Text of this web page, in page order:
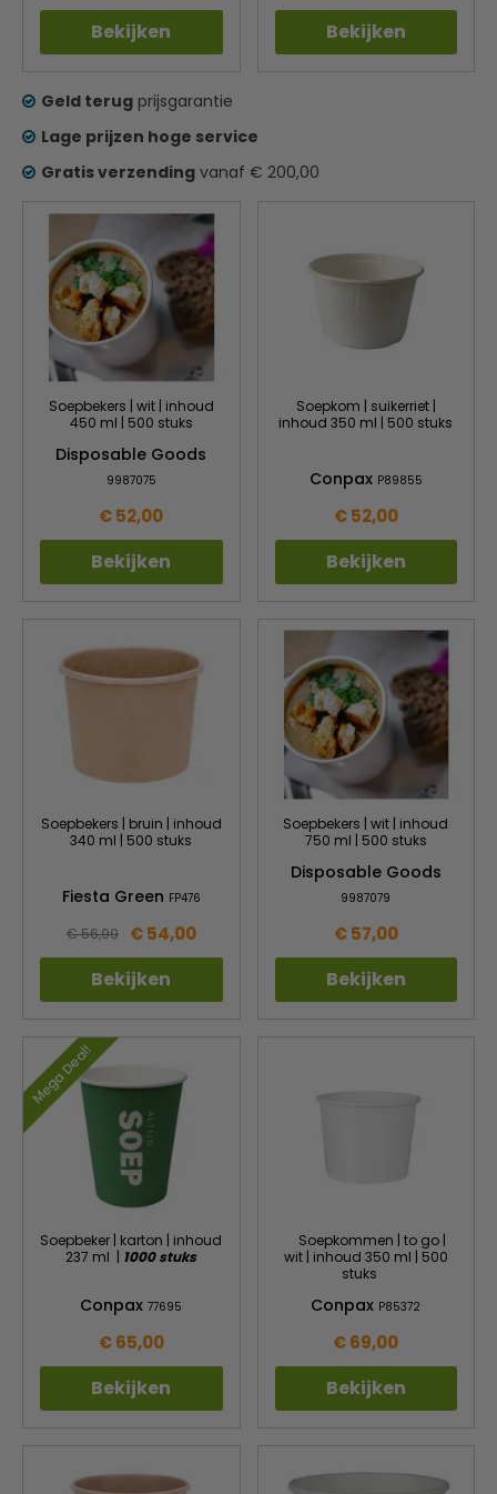
Bekijken Bekijken
Soepbekers | wit | inhoud
450 ml | 500 stuks
Disposable Goods
9987075
€ 52,00
Bekijken
Soepkom | suikerriet |
inhoud 350 ml | 500 stuks
Conpax P89855
€ 52,00
Bekijken
Soepbekers | bruin | inhoud
340 ml | 500 stuks
Fiesta Green FP476
€ 56,99 € 54,00
Bekijken
Soepbekers | wit | inhoud
750 ml | 500 stuks
Disposable Goods
9987079
€ 57,00
Bekijken
Mega Deal!
Soepbeker | karton | inhoud
237 ml | 1000 stuks
Conpax77695
€ 65,00
Bekijken
Soepkommen | to go |
wit | inhoud 350 ml | 500
stuks
Conpax P85372
€ 69,00
Bekijken
Geld terug prijsgarantie
Lage prijzen hoge service
Gratis verzending vanaf € 200,00